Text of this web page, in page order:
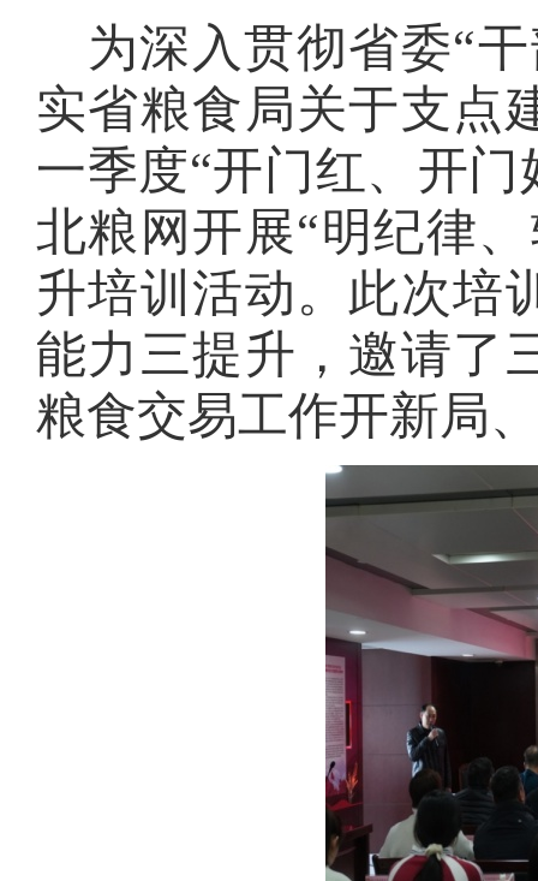
为深入贯彻省委“
实省粮食局关于支点
一季度“开门红、开门
北粮网开展“明纪律
升培训活动。此次培
能力 三提升， 邀请了
粮食交易工作开新局